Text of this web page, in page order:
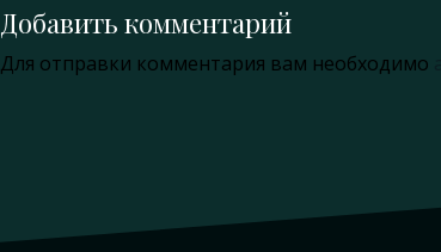
Добавить комментарий
Для отправки комментария вам необходимо